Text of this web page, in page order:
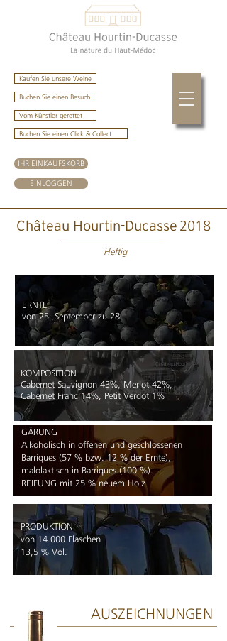
Kaufen Sie unsere Weine
Buchen Sie einen Besuch
Vom Künstler gerettet
IHR EINKAUFSKORB
Buchen Sie einen Click & Collect
EINLOGGEN
Château Hourtin-Ducasse 2018
Heftig
ERNTE
von 25. September zu 28.
KOMPOSITION
Cabernet-Sauvignon 43%, Merlot 42%,
Cabernet Franc 14%, Petit Verdot 1%
GÄRUNG
Alkoholisch in offenen und geschlossenen
Barriques (57 % bzw. 12 % der Ernte),
malolaktisch in Barriques (100 %).
REIFUNG mit 25 % neuem Holz
PRODUKTION
von 14.000 Flaschen
13,5 % Vol.
AUSZEICHNUNGEN